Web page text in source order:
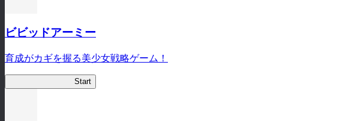
ビビッドアーミー
育成がカギを握る美少女戦略ゲーム！
Start